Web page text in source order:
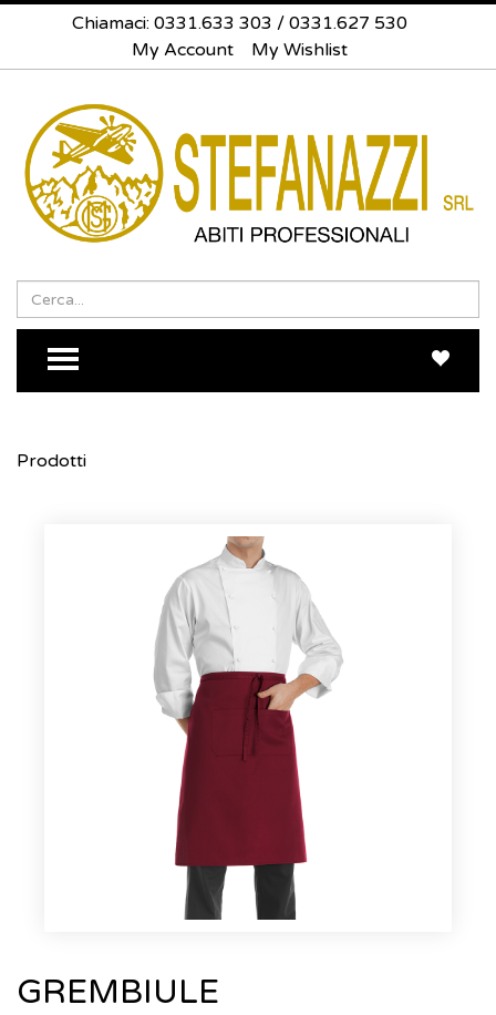
Chiamaci: 0331.633 303 / 0331.627 530
My Account
My Wishlist
Search
TOGGLE MENU
Prodotti
GREMBIULE